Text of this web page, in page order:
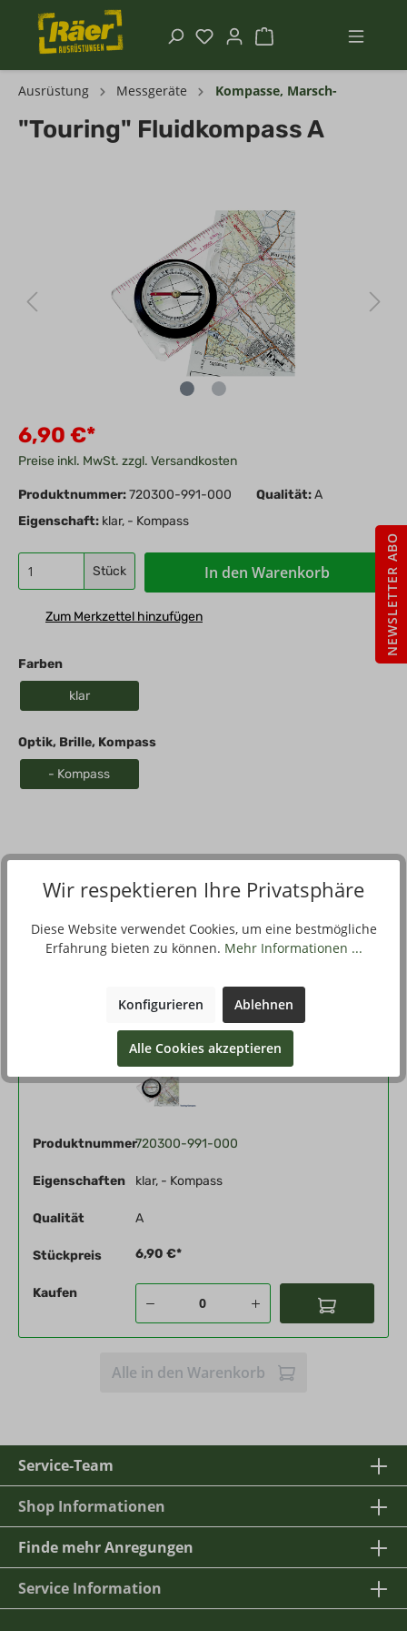
Ausrüstung Messgeräte Kompasse, Marsch-
"Touring" Fluidkompass A
6,90 €*
Preise inkl. MwSt. zzgl. Versandkosten
Produktnummer:720300-991-000 Qualität:A
Eigenschaft: klar, - Kompass
Stück In den Warenkorb
Zum Merkzettel hinzufügen
Farben
klar
Optik, Brille, Kompass
- Kompass
Ganz transparent, mit Lupe und doppelten Skylen, besonders
Mehr
Filter
Produktnummer720300-991-000
Eigenschaften klar, - Kompass
Qualität A
Stückpreis 6,90 €*
Kaufen
Alle in den Warenkorb
Service-Team
Shop Informationen
Finde mehr Anregungen
Service Information
Wir respektieren Ihre Privatsphäre
Diese Website verwendet Cookies, um eine bestmögliche
Erfahrung bieten zu können. Mehr Informationen ...
Konfigurieren Ablehnen
Alle Cookies akzeptieren
NEWSLETTER ABO